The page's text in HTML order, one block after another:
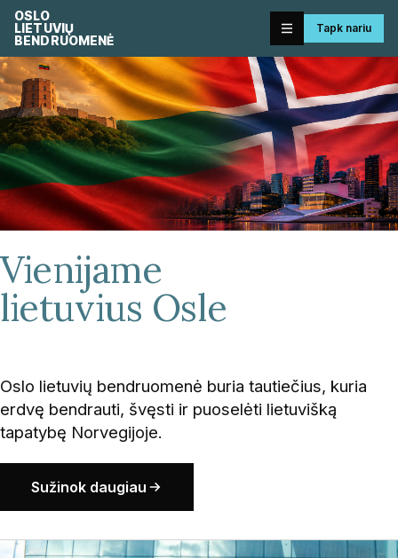
OSLO
LIETUVIŲ
BENDRUOMENĖ
Tapk nariu
Vienijame
lietuvius Osle
Oslo lietuvių bendruomenė buria tautiečius, kuria
erdvę bendrauti, švęsti ir puoselėti lietuvišką
tapatybę Norvegijoje.
Sužinok daugiau